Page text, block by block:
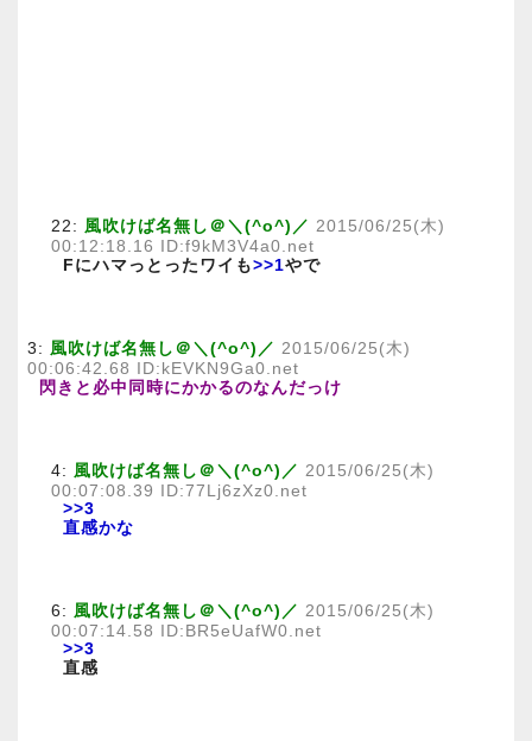
22: 風吹けば名無し＠＼(^o^)／ 2015/06/25(木)
00:12:18.16 ID:f9kM3V4a0.net
Fにハマっとったワイも>>1やで
3: 風吹けば名無し＠＼(^o^)／ 2015/06/25(木)
00:06:42.68 ID:kEVKN9Ga0.net
閃きと必中同時にかかるのなんだっけ
4: 風吹けば名無し＠＼(^o^)／ 2015/06/25(木)
00:07:08.39 ID:77Lj6zXz0.net
>>3
直感かな
6: 風吹けば名無し＠＼(^o^)／ 2015/06/25(木)
00:07:14.58 ID:BR5eUafW0.net
>>3
直感